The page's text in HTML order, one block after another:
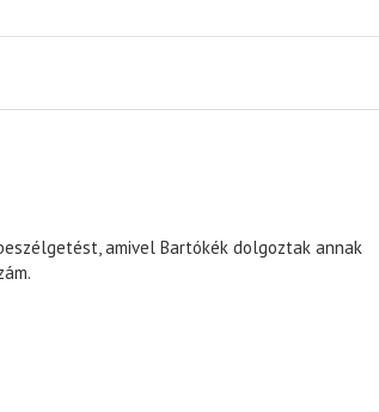
amivel Bartókék dolgoztak annak